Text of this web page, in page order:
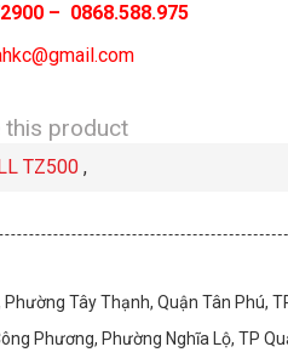
– 0868.588.975
this product
TZ500 ,
Tây Thạnh, Quận Tân Phú,
Phương, Phường Nghĩa Lộ, TP